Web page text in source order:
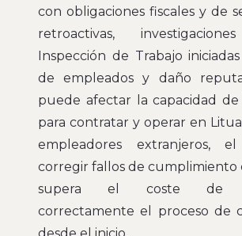
con obligaciones fiscales y de
retroactivas,
Inspección de Trabajo
de empleados y daño
puede afectar la capacidad
para contratar y operar en
empleadores extranjeros,
corregir fallos de cumplimiento
supera el coste de
correctamente el proceso de